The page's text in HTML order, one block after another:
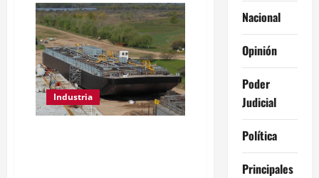
Las
Pymes
no
necesitan
un
plan
de
pagos,
necesitan
una
moratoria
Industria
Nacional
Opinión
Poder
Judicial
Política
Principales